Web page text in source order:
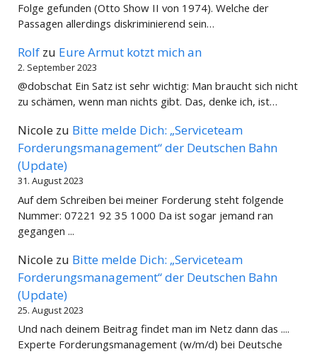
Folge gefunden (Otto Show II von 1974). Welche der
Passagen allerdings diskriminierend sein…
Rolf zu Eure Armut kotzt mich an
2. September 2023
@dobschat Ein Satz ist sehr wichtig: Man braucht sich nicht
zu schämen, wenn man nichts gibt. Das, denke ich, ist…
Nicole zu Bitte melde Dich: „Serviceteam
Forderungsmanagement“ der Deutschen Bahn
(Update)
31. August 2023
Auf dem Schreiben bei meiner Forderung steht folgende
Nummer: 07221 92 35 1000 Da ist sogar jemand ran
gegangen ...
Nicole zu Bitte melde Dich: „Serviceteam
Forderungsmanagement“ der Deutschen Bahn
(Update)
25. August 2023
Und nach deinem Beitrag findet man im Netz dann das ....
Experte Forderungsmanagement (w/m/d) bei Deutsche